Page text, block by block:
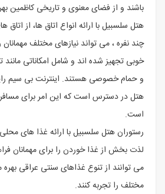
باشند و از فضای معنوی و تاریخی کاظمین
هتل سلسبیل با ارائه انواع اتاق‌ ها، از
چند نفره ، می ‌تواند نیازهای مختلف مهمانان
خوبی تجهیز شده‌ اند و شامل امکاناتی مانند
و حمام خصوصی هستند. اینترنت بی ‌سیم
هتل در دسترس است که این امر برای
است.
رستوران هتل سلسبیل با ارائه غذا های
لذت‌ بخش از غذا خوردن را برای مهمانان
می ‌توانند از تنوع غذاهای سنتی عراقی
مختلف را تجربه کنند.